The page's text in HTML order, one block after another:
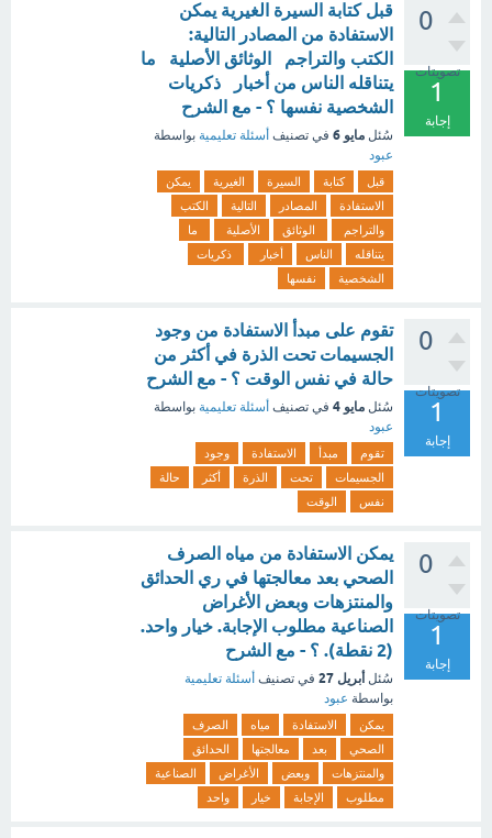
0
تصويتات
1
إجابة
قبل كتابة السيرة الغيرية يمكن
الاستفادة من المصادر التالية:
الكتب والتراجم الوثائق الأصلية ما
يتناقله الناس من أخبار ذكريات
الشخصية نفسها ؟ - مع الشرح
سُئل مايو 6 في تصنيف أسئلة تعليمية بواسطة
عبود
قبل كتابة السيرة الغيرية
يمكن
الاستفادة
المصادر التالية
الكتب
والتراجم
الوثائق الأصلية
ما
يتناقله
الناس أخبار
ذكريات
الشخصية
نفسها
0
تصويتات
1
إجابة
تقوم على مبدأ الاستفادة من وجود
الجسيمات تحت الذرة في أكثر من
حالة في نفس الوقت ؟ - مع الشرح
سُئل مايو 4 في تصنيف أسئلة تعليمية بواسطة
عبود
تقوم مبدأ الاستفادة
وجود
الجسيمات
تحت الذرة أكثر
حالة
نفس
الوقت
0
تصويتات
1
إجابة
يمكن الاستفادة من مياه الصرف
الصحي بعد معالجتها في ري الحدائق
والمنتزهات وبعض الأغراض
الصناعية مطلوب الإجابة. خيار واحد.
(2 نقطة). ؟ - مع الشرح
سُئل أبريل 27 في تصنيف أسئلة تعليمية
بواسطة عبود
يمكن الاستفادة مياه
الصرف
الصحي
بعد معالجتها
الحدائق
والمنتزهات
وبعض الأغراض
الصناعية
مطلوب
الإجابة خيار واحد